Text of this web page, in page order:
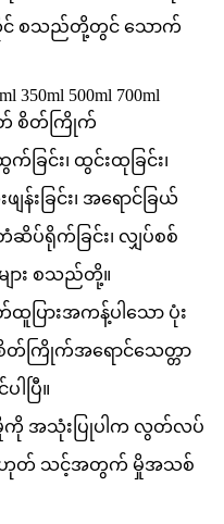
င် စသည်တို့တွင် သောက်
350ml 500ml 700ml
ဟုတ် စိတ်ကြိုက်
က်ခြင်း၊ ထွင်းထုခြင်း၊
ျန်းခြင်း၊ အရောင်ခြယ်
ပူတံဆိပ်ရိုက်ခြင်း၊ လျှပ်စစ်
များ စသည်တို့။
ပြားအကန့်ပါသော ပုံး
စိတ်ကြိုက်အရောင်သေတ္တာ
ါပြီ။
မှိုကို အသုံးပြုပါက လွတ်လပ်
မဟုတ် သင့်အတွက် မှိုအသစ်